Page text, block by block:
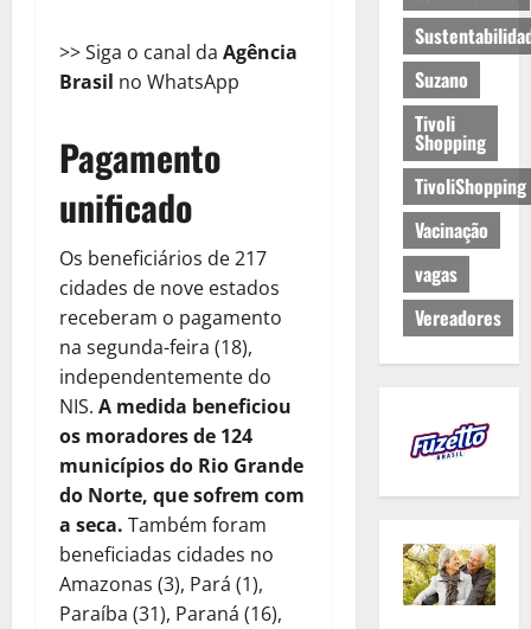
>> Siga o canal da Agência
Brasil no WhatsApp
Pagamento
unificado
Os beneficiários de 217
cidades de nove estados
receberam o pagamento
na segunda-feira (18),
independentemente do
NIS. A medida beneficiou
os moradores de 124
municípios do Rio Grande
do Norte, que sofrem com
a seca. Também foram
beneficiadas cidades no
Amazonas (3), Pará (1),
Paraíba (31), Paraná (16),
Suzano
Tivoli
Shopping
TivoliShopping
Vacinação
vagas
Vereadores